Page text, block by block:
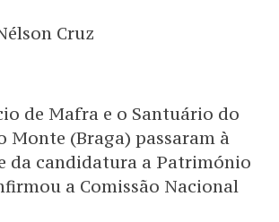
Cruz
de Mafra e o Santuário do
Monte (Braga) passaram à
da candidatura a Património
a Comissão Nacional